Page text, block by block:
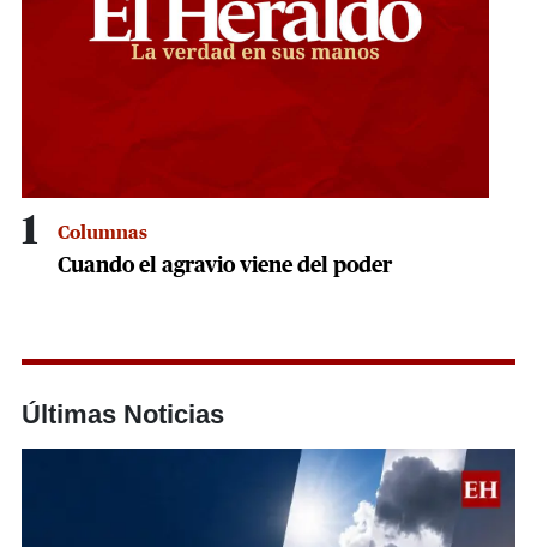
1 Columnas
Cuando el agravio viene del poder
Últimas Noticias